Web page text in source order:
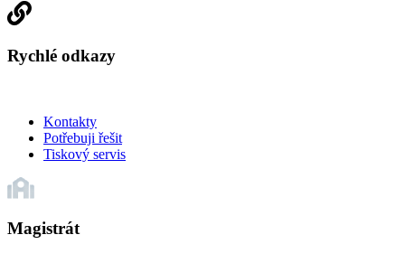
Rychlé odkazy
Kontakty
Potřebuji řešit
Tiskový servis
Magistrát